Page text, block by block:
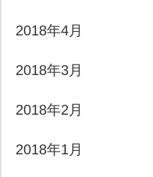
2018年4月
2018年3月
2018年2月
2018年1月